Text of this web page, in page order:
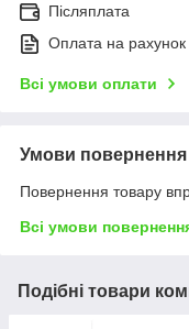
Післяплата
Оплата на рахунок
Всі умови оплати
Умови повернення
Повернення товару
Всі умови
Подібні товари